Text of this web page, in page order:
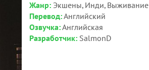
Жанр:Экшены, Инди, Выживание
Перевод:Английский
Озвучка:Английская
Разработчик:SalmonD